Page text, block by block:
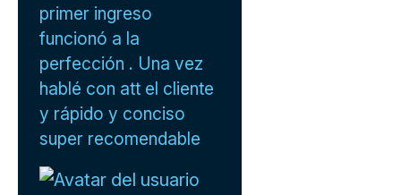
primer ingreso
funcionó a la
perfección . Una vez
hablé con att el cliente
y rápido y conciso
super recomendable